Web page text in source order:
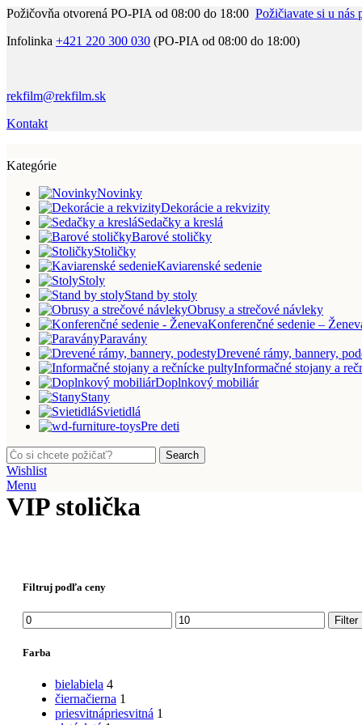
Požičovňa otvorená PO-PIA od 08:00 do 18:00 Požičiavate si u nás
Infolinka +421 220 300 030 (PO-PIA od 08:00 do 18:00)
rekfilm@rekfilm.sk
Kontakt
Kategórie
Novinky
Dekorácie a rekvizity
Sedačky a kreslá
Barové stoličky
Stoličky
Kaviarenské sedenie
Stoly
Stand by stoly
Obrusy a strečové návleky
Konferenčné sedenie –
Paravány
Drevené rámy, bannery,
Informačné stojany a
Doplnkový mobiliár
Stany
Svietidlá
Pre deti
Search
Wishlist
Menu
VIP stolička
Filtruj podľa ceny
Minimálna
cena
Maximálna
cena
Filter
Farba
bielabiela 4
čiernačierna 1
priesvitnápriesvitná 1